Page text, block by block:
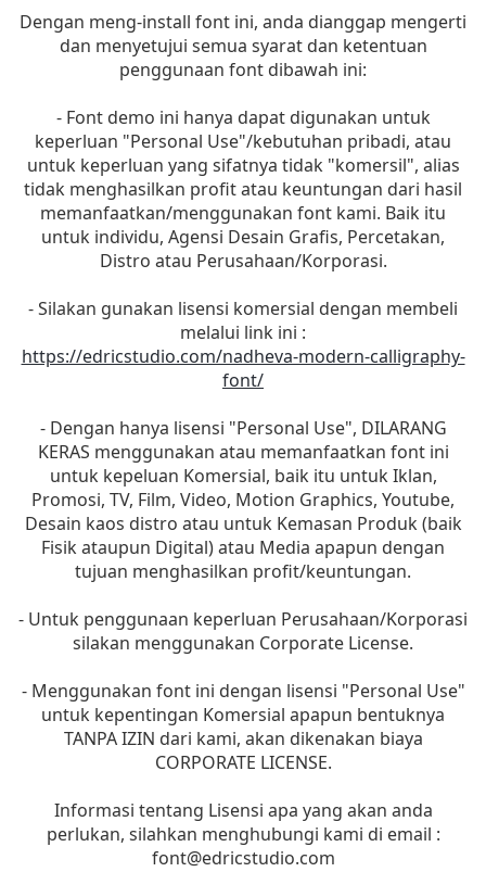
Dengan meng-install font ini, anda dianggap mengerti
dan menyetujui semua syarat dan ketentuan
penggunaan font dibawah ini:
- Font demo ini hanya dapat digunakan untuk
keperluan "Personal Use"/kebutuhan pribadi, atau
untuk keperluan yang sifatnya tidak "komersil", alias
tidak menghasilkan profit atau keuntungan dari hasil
memanfaatkan/menggunakan font kami. Baik itu
untuk individu, Agensi Desain Grafis, Percetakan,
Distro atau Perusahaan/Korporasi.
- Silakan gunakan lisensi komersial dengan membeli
melalui link ini :
https://edricstudio.com/nadheva-modern-calligraphy-
font/
- Dengan hanya lisensi "Personal Use", DILARANG
KERAS menggunakan atau memanfaatkan font ini
untuk kepeluan Komersial, baik itu untuk Iklan,
Promosi, TV, Film, Video, Motion Graphics, Youtube,
Desain kaos distro atau untuk Kemasan Produk (baik
Fisik ataupun Digital) atau Media apapun dengan
tujuan menghasilkan profit/keuntungan.
- Untuk penggunaan keperluan Perusahaan/Korporasi
silakan menggunakan Corporate License.
- Menggunakan font ini dengan lisensi "Personal Use"
untuk kepentingan Komersial apapun bentuknya
TANPA IZIN dari kami, akan dikenakan biaya
CORPORATE LICENSE.
Informasi tentang Lisensi apa yang akan anda
perlukan, silahkan menghubungi kami di email :
font@edricstudio.com